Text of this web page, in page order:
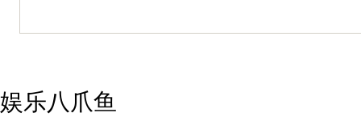
娱乐八爪鱼